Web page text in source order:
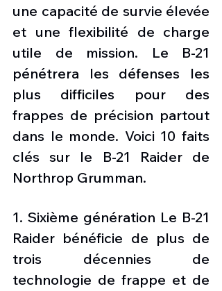
une capacité de survie élevée
et une flexibilité de charge
utile de mission. Le B-21
pénétrera les défenses les
plus difficiles pour des
frappes de précision partout
dans le monde. Voici 10 faits
clés sur le B-21 Raider de
Northrop Grumman.
1. Sixième génération Le B-21
Raider bénéficie de plus de
trois décennies de
technologie de frappe et de